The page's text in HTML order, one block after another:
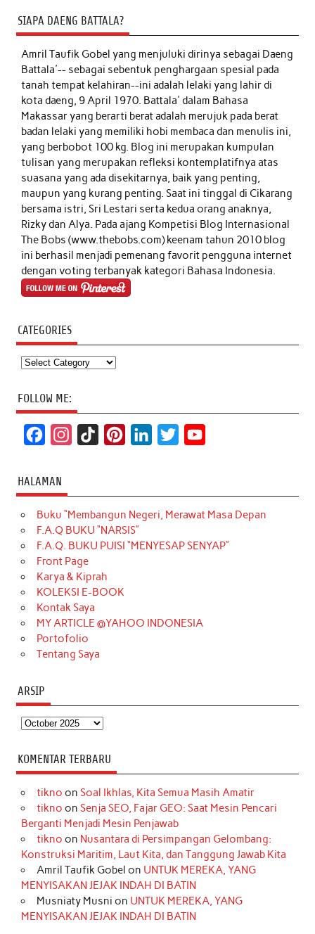
SIAPA DAENG BATTALA?
Amril Taufik Gobelyang menjuluki dirinya sebagai Daeng
Battala'-- sebagai sebentuk penghargaan spesial pada
tanah tempat kelahiran--ini adalah lelaki yang lahir di
kota daeng, 9 April 1970. Battala' dalam Bahasa
Makassar yang berarti berat adalah merujuk pada berat
badan lelaki yang memiliki hobi membaca dan menulis ini,
yang berbobot 100 kg. Blog ini merupakan kumpulan
tulisan yang merupakan refleksi kontemplatifnya atas
suasana yang ada disekitarnya, baik yang penting,
maupun yang kurang penting. Saat ini tinggal di Cikarang
bersama istri, Sri Lestari serta kedua orang anaknya,
Rizky dan Alya. Pada ajang Kompetisi Blog Internasional
The Bobs (www.thebobs.com) keenam tahun 2010 blog
ini berhasil menjadi pemenang favorit pengguna internet
dengan voting terbanyak kategori Bahasa Indonesia.
CATEGORIES
Categories
FOLLOW ME:
c
e
b
o
o
k
t
a
g
r
a
m
T
o
k
t
e
r
k
e
d
t
t
e
T
u
b
HALAMAN
Buku “Membangun Negeri, Merawat Masa Depan
F.A.Q BUKU “NARSIS”
F.A.Q. BUKU PUISI “MENYESAP SENYAP”
Front Page
Karya & Kiprah
KOLEKSI E-BOOK
Kontak Saya
MY ARTICLE @YAHOO INDONESIA
Portofolio
Tentang Saya
ARSIP
Arsip
KOMENTAR TERBARU
tikno on Soal Ikhlas, Kita Semua Masih Amatir
tikno on Senja SEO, Fajar GEO: Saat Mesin Pencari
Berganti Menjadi Mesin Penjawab
tikno on Nusantara di Persimpangan Gelombang:
Konstruksi Maritim, Laut Kita, dan Tanggung Jawab Kita
Amril Taufik Gobel on UNTUK MEREKA, YANG
MENYISAKAN JEJAK INDAH DI BATIN
Musniaty Musni on UNTUK MEREKA, YANG
MENYISAKAN JEJAK INDAH DI BATIN